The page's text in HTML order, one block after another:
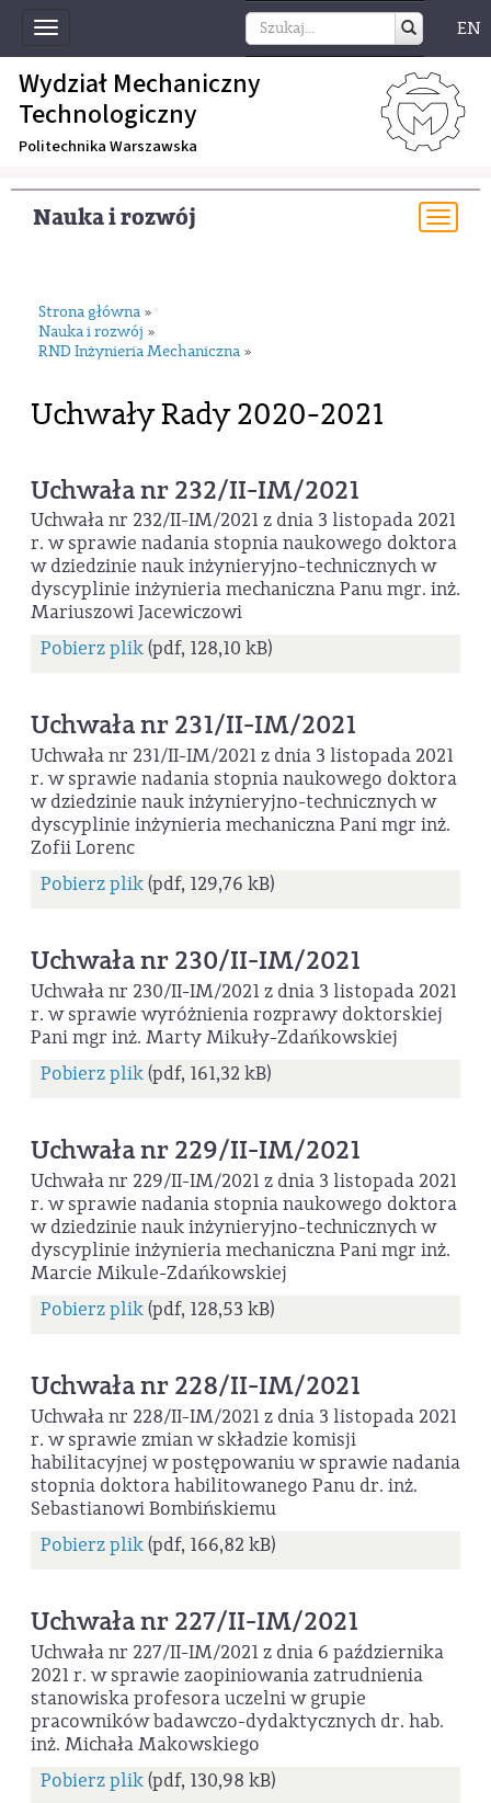
Toggle
navigation
EN
Wydział Mechaniczny
Technologiczny
Politechnika Warszawska
Nauka i rozwój
Strona główna »
Nauka i rozwój »
RND Inżynieria Mechaniczna »
Uchwały Rady 2020-2021
Uchwała nr 232/II-IM/2021
Uchwała nr 232/II-IM/2021 z dnia 3 listopada 2021
r. w sprawie nadania stopnia naukowego doktora
w dziedzinie nauk inżynieryjno-technicznych w
dyscyplinie inżynieria mechaniczna Panu mgr. inż.
Mariuszowi Jacewiczowi
Pobierz plik(pdf, 128,10 kB)
Uchwała nr 231/II-IM/2021
Uchwała nr 231/II-IM/2021 z dnia 3 listopada 2021
r. w sprawie nadania stopnia naukowego doktora
w dziedzinie nauk inżynieryjno-technicznych w
dyscyplinie inżynieria mechaniczna Pani mgr inż.
Zofii Lorenc
Pobierz plik(pdf, 129,76 kB)
Uchwała nr 230/II-IM/2021
Uchwała nr 230/II-IM/2021 z dnia 3 listopada 2021
r. w sprawie wyróżnienia rozprawy doktorskiej
Pani mgr inż. Marty Mikuły-Zdańkowskiej
Pobierz plik(pdf, 161,32 kB)
Uchwała nr 229/II-IM/2021
Uchwała nr 229/II-IM/2021 z dnia 3 listopada 2021
r. w sprawie nadania stopnia naukowego doktora
w dziedzinie nauk inżynieryjno-technicznych w
dyscyplinie inżynieria mechaniczna Pani mgr inż.
Marcie Mikule-Zdańkowskiej
Pobierz plik(pdf, 128,53 kB)
Uchwała nr 228/II-IM/2021
Uchwała nr 228/II-IM/2021 z dnia 3 listopada 2021
r. w sprawie zmian w składzie komisji
habilitacyjnej w postępowaniu w sprawie nadania
stopnia doktora habilitowanego Panu dr. inż.
Sebastianowi Bombińskiemu
Pobierz plik(pdf, 166,82 kB)
Uchwała nr 227/II-IM/2021
Uchwała nr 227/II-IM/2021 z dnia 6 października
2021 r. w sprawie zaopiniowania zatrudnienia
stanowiska profesora uczelni w grupie
pracowników badawczo-dydaktycznych dr. hab.
inż. Michała Makowskiego
Pobierz plik(pdf, 130,98 kB)